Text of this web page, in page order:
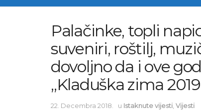
Palačinke, topli
suveniri, roštilj,
dovoljno da i ove
„Kladuška zima
22. Decembra 2018. u Istaknute vijesti Vijesti